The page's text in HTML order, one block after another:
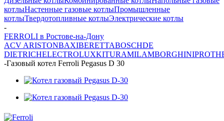
котлыНастенные газовые котлыПромышленные
котлыТвердотопливные котлыЭлектрические котлы
-
FERROLI в Ростове-на-Дону
ACV ARISTONBAXIBERETTABOSCHDE
DIETRICHELECTROLUXKITURAMILAMBORGHINI
-Газовый котел Ferroli Pegasus D 30